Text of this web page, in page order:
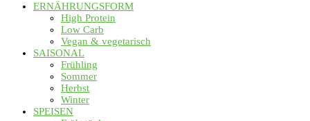
ERNÄHRUNGSFORM
High Protein
Low Carb
Vegan & vegetarisch
SAISONAL
Frühling
Sommer
Herbst
Winter
SPEISEN